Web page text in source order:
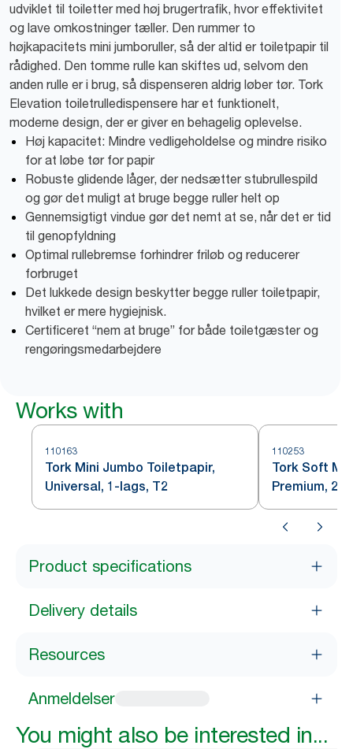
udviklet til toiletter med høj brugertrafik, hvor effektivitet
og lave omkostninger tæller. Den rummer to
højkapacitets mini jumboruller, så der altid er toiletpapir til
rådighed. Den tomme rulle kan skiftes ud, selvom den
anden rulle er i brug, så dispenseren aldrig løber tør. Tork
Elevation toiletrulledispensere har et funktionelt,
moderne design, der er giver en behagelig oplevelse.
Høj kapacitet: Mindre vedligeholdelse og mindre risiko
for at løbe tør for papir
Robuste glidende låger, der nedsætter stubrullespild
og gør det muligt at bruge begge ruller helt op
Gennemsigtigt vindue gør det nemt at se, når det er tid
til genopfyldning
Optimal rullebremse forhindrer friløb og reducerer
forbruget
Det lukkede design beskytter begge ruller toiletpapir,
hvilket er mere hygiejnisk.
Certificeret “nem at bruge” for både toiletgæster og
rengøringsmedarbejdere
Works with
110163
Tork Mini Jumbo Toiletpapir,
Universal, 1-lags, T2
110253
Tork Soft
Premium, 2-
Product specifications
Delivery details
Resources
Anmeldelser
You might also be interested in...